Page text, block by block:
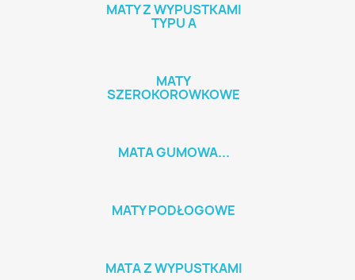
MATY Z WYPUSTKAMI
TYPU A
MATY
SZEROKOROWKOWE
MATA GUMOWA...
MATY PODŁOGOWE
MATA Z WYPUSTKAMI